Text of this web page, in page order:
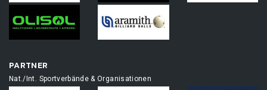
PARTNER
Nat./Int. Sportverbände & Organisationen